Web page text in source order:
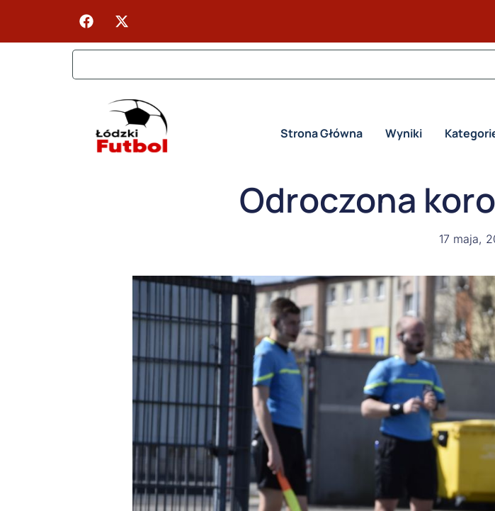
Strona Główna Wyniki
Odroczona
17 maja,